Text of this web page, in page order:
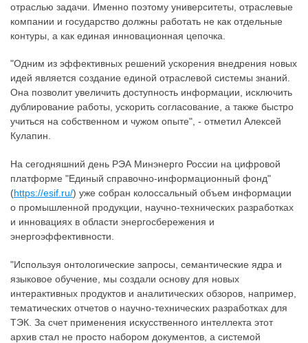
отраслью задачи. Именно поэтому университеты, отраслевые
компании и государство должны работать не как отдельные
контуры, а как единая инновационная цепочка.
"Одним из эффективных решений ускорения внедрения новых
идей является создание единой отраслевой системы знаний.
Она позволит увеличить доступность информации, исключить
дублирование работы, ускорить согласование, а также быстро
учиться на собственном и чужом опыте", - отметил Алексей
Кулапин.
На сегодняшний день РЭА Минэнерго России на цифровой
платформе "Единый справочно-информационный фонд"
(https://esif.ru/) уже собран колоссальный объем информации
о промышленной продукции, научно-технических разработках
и инновациях в области энергосбережения и
энергоэффективности.
"Используя онтологические запросы, семантические ядра и
языковое обучение, мы создали основу для новых
интерактивных продуктов и аналитических обзоров, например,
тематических отчетов о научно-технических разработках для
ТЭК. За счет применения искусственного интеллекта этот
архив стал не просто набором документов, а системой